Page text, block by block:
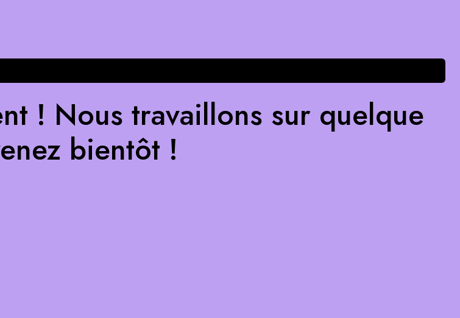
! Nous travaillons sur quelque
bientôt !